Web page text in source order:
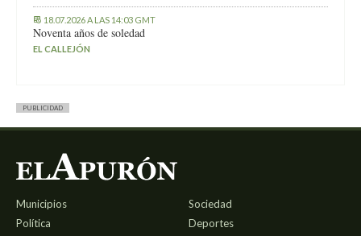
18.07.2026 A LAS 14:03 GMT
Noventa años de soledad
EL CALLEJÓN
PUBLICIDAD
Municipios
Política
Sociedad
Deportes